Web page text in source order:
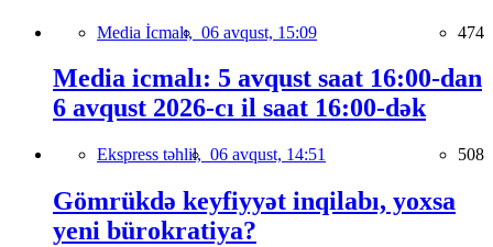
Media İcmalı, 06 avqust, 15:09 474
Media icmalı: 5 avqust saat 16:00-dan
6 avqust 2026-cı il saat 16:00-dək
Ekspress təhlil, 06 avqust, 14:51 508
Gömrükdə keyfiyyət inqilabı, yoxsa
yeni bürokratiya?